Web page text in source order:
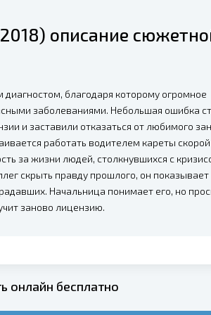
описание
благодаря которому огромное
заболеваниями. Небольшая ошибка
и заставили отказаться от любимого
работать водителем кареты
за жизни людей, столкнувшихся с
скрыть правду прошлого, он показывает
Начальница понимает его, но
заново лицензию.
онлайн бесплатно